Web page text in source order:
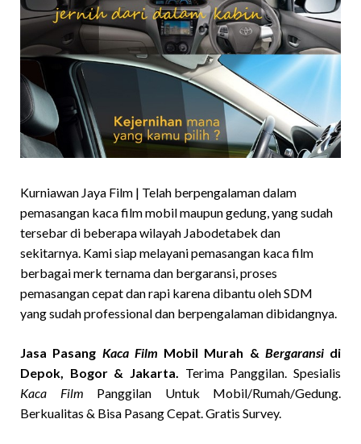
Kurniawan Jaya Film | Telah berpengalaman dalam
pemasangan kaca film mobil maupun gedung, yang sudah
tersebar di beberapa wilayah Jabodetabek dan
sekitarnya. Kami siap melayani pemasangan kaca film
berbagai merk ternama dan bergaransi, proses
pemasangan cepat dan rapi karena dibantu oleh SDM
yang sudah professional dan berpengalaman dibidangnya.
Jasa Pasang Kaca Film Mobil Murah & Bergaransidi
Depok, Bogor & Jakarta. Terima Panggilan. Spesialis
Kaca Film Panggilan Untuk Mobil/Rumah/Gedung.
Berkualitas & Bisa Pasang Cepat. Gratis Survey.